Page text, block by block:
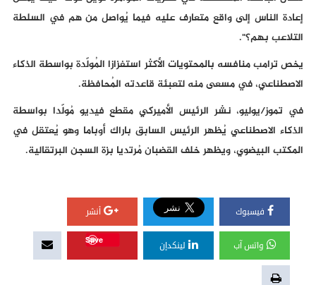
إعادة الناس إلى واقع متعارف عليه فيما يُواصل من هم في السلطة
التلاعب بهم؟".
يخص ترامب منافسه بالمحتويات الأكثر استفزازا المُولّدة بواسطة الذكاء
الاصطناعي، في مسعى منه لتعبئة قاعدته المُحافظة.
في تموز/يوليو، نشر الرئيس الأميركي مقطع فيديو مُولّدا بواسطة
الذكاء الاصطناعي يُظهر الرئيس السابق باراك أوباما وهو يُعتقل في
المكتب البيضوي، ويظهر خلف القضبان مُرتديا بزة السجن البرتقالية.
فيسبوك أنشر
واتس آب لينكدإن
Save